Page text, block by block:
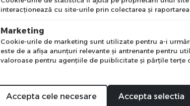
sa se situeze intre barbia si crestetul
stii ca ele sunt ideale pentru
mica.
Alegerea corecta aclaparilor de ski
• schiori cu nivelul mediu – se
• schiorii cu experienta – se
interacţionează cu site-urile prin colectarea şi
Marketing
Cookie-urile de marketing sunt utilizate pentru a-i
este de a afişa anunţuri relevante şi antrenante pentru
valoroase pentru agenţiile de puiblicitate şi părţile terţe
Accepta cele necesare Accepta selectia
Mă abonez